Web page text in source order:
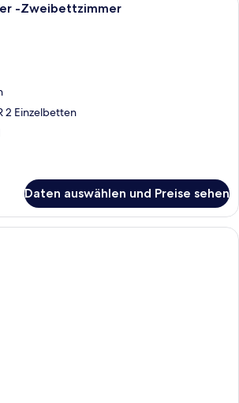
-Zweibettzimmer
2 Einzelbetten
Daten auswählen und Preise sehen